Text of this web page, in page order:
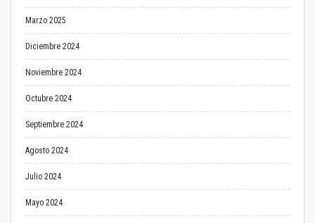
Marzo 2025
Diciembre 2024
Noviembre 2024
Octubre 2024
Septiembre 2024
Agosto 2024
Julio 2024
Mayo 2024